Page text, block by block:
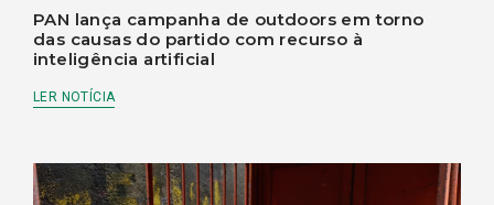
PAN lança campanha de outdoors em torno
das causas do partido com recurso à
inteligência artificial
LER NOTÍCIA